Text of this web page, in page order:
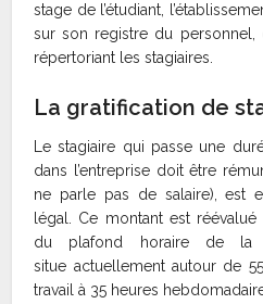
stage de l’étudiant,
sur son registre du personnel,
répertoriant les stagiaires.
La gratification de
Le stagiaire qui passe une
dans l’entreprise doit être
ne parle pas de salaire), est
légal. Ce montant est
du plafond horaire de la
situe actuellement autour de
travail à 35 heures